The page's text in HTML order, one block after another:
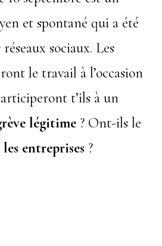
et spontané qui a été
sociaux. Les
le travail à l’occasion
t’ils à un
légitime ? Ont-ils le
entreprises ?